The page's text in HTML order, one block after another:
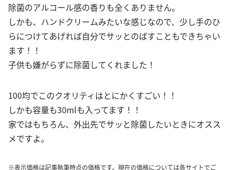
除菌のアルコール感の香りも全くありません。
しかも、ハンドクリームみたいな感じなので、少し手のひ
らにつけてあげれば自分でサッとのばすこともできちゃい
ます！！
子供も嫌がらずに除菌してくれました！
100均でこのクオリティはとにかくすごい！！
しかも容量も30mlも入ってます！！
家ではもちろん、外出先でサッと除菌したいときにオスス
メですよ。
※表示価格は記事執筆時点の価格です。現在の価格については各サイトでご